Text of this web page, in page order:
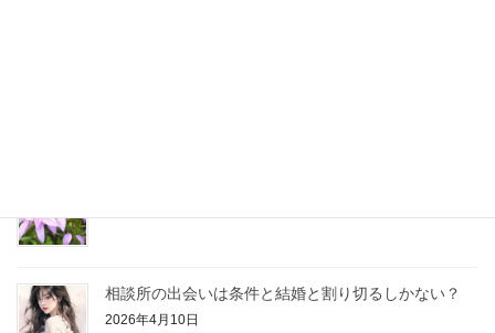
相談所の出会いは条件と結婚と割り切るしかない？
2026年4月10日